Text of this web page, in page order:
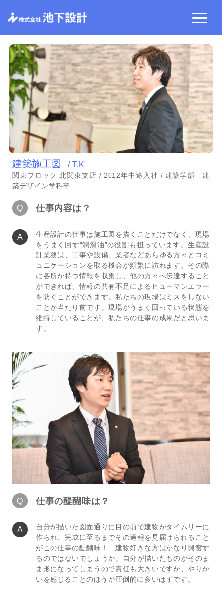
建築施工図 / T.K
関東ブロック 北関東支店 / 2012年中途入社 / 建築学部 建
築デザイン学科卒
仕事内容は？
生産設計の仕事は施工図を描くことだけでなく、現場
をうまく回す“潤滑油”の役割も担っています。生産設
計業務は、工事や設備、業者などあらゆる方々とコミ
ュニケーションを取る機会が頻繁に訪れます。その際
に各所が持つ情報を収集し、他の方々へ伝達すること
ができれば、情報の共有不足によるヒューマンエラー
を防ぐことができます。私たちの現場はミスをしない
ことが当たり前です。現場がうまく回っている状態を
維持していることが、私たちの仕事の成果だと思いま
す。
仕事の醍醐味は？
自分が描いた図面通りに目の前で建物がタイムリーに
作られ、完成に至るまでその過程を見届けられること
がこの仕事の醍醐味！ 建物好きな方はかなり興奮す
るのではないでしょうか。自分が描いたものがそのま
ま形になってしまうので責任も大きいですが、やりが
いを感じることのほうが圧倒的に多いはずです。